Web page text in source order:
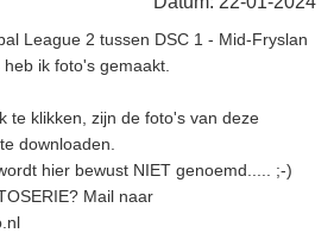
League 2 tussen DSC 1 - Mid-Fryslan
ik foto's gemaakt.
te klikken, zijn de foto's van deze
downloaden.
hier bewust NIET genoemd..... ;-)
Mail naar